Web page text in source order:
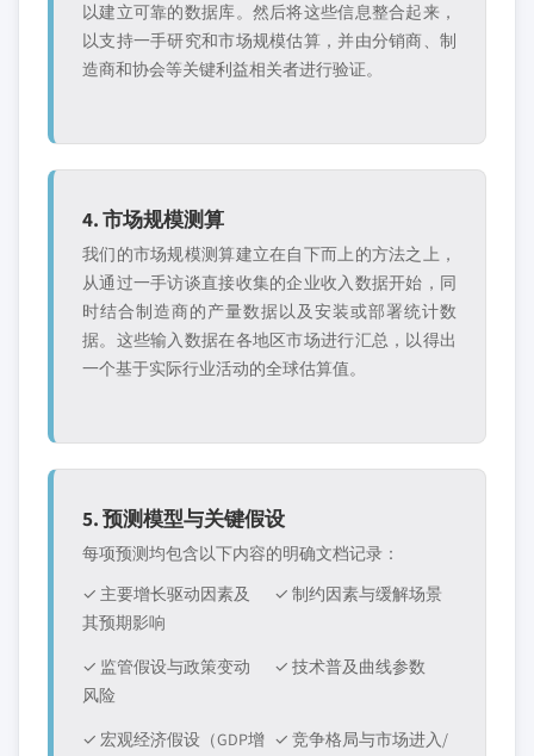
以建立可靠的数据库。然后将这些信息整合起来，
以支持一手研究和市场规模估算，并由分销商、制
造商和协会等关键利益相关者进行验证。
4. 市场规模测算
我们的市场规模测算建立在自下而上的方法之上，
从通过一手访谈直接收集的企业收入数据开始，同
时结合制造商的产量数据以及安装或部署统计数
据。这些输入数据在各地区市场进行汇总，以得出
一个基于实际行业活动的全球估算值。
5. 预测模型与关键假设
每项预测均包含以下内容的明确文档记录：
✓ 主要增长驱动因素及
其预期影响
✓ 制约因素与缓解场景
✓ 监管假设与政策变动
风险
✓ 技术普及曲线参数
✓ 宏观经济假设（GDP增 ✓ 竞争格局与市场进入/